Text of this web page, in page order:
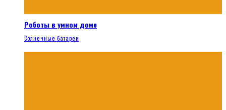
Роботы в умном доме
Солнечные батареи